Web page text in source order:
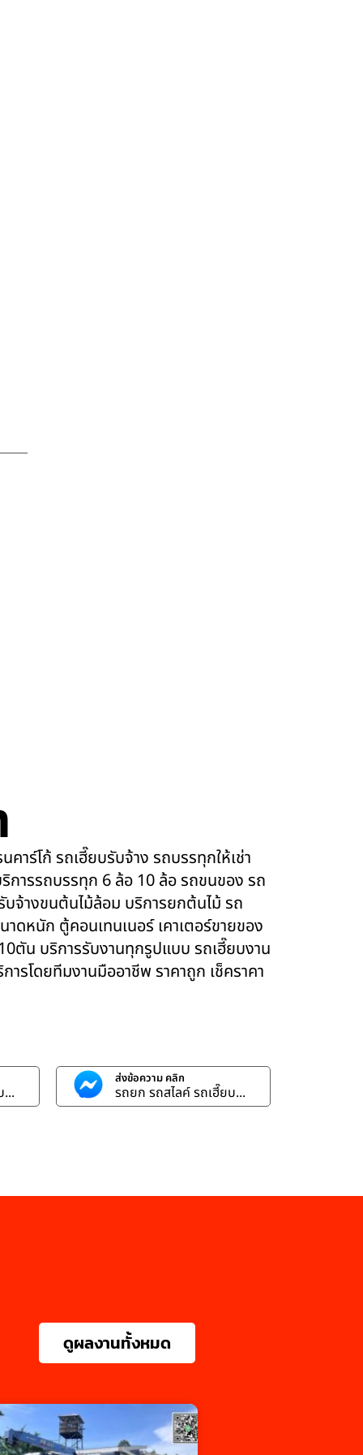
คาร์โก้ รถเฮี๊ยบรับจ้าง รถบรรทุกให้เช่า
การรถบรรทุก 6 ล้อ 10 ล้อ รถขนของ รถ
จ้างขนต้นไม้ล้อม บริการยกต้นไม้ รถ
หนัก ตู้คอนเทนเนอร์ เคาเตอร์ขายของ
ตัน บริการรับงานทุกรูปแบบ รถเฮี๊ยบงาน
ารโดยทีมงานมืออาชีพ ราคาถูก เช็คราคา
ส่งข้อความ คลิก
รถยก รถสไลค์ รถเฮี๊ยบ...
ดูผลงานทั้งหมด